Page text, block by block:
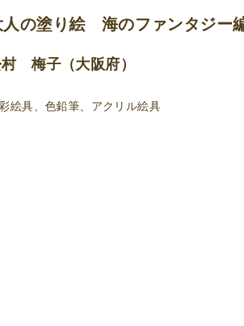
人の塗り絵 海のファンタジ
梅子（大阪府）
絵具、色鉛筆、アクリル絵具